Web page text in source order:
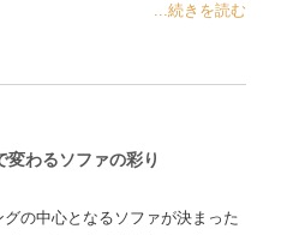
...続きを読む
変わるソファの彩り
グの中心となるソファが決まった